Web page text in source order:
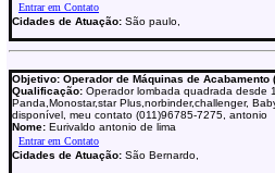
Cidades de Atuação: São paulo,
Objetivo: Operador de Máquinas de Acabamento
Qualificação: Operador lombada quadrada desde
Panda,Monostar,star Plus,norbinder,challenger,
disponível, meu contato (011)96785-7275, antonio
Nome: Eurivaldo antonio de lima
Cidades de Atuação: São Bernardo,